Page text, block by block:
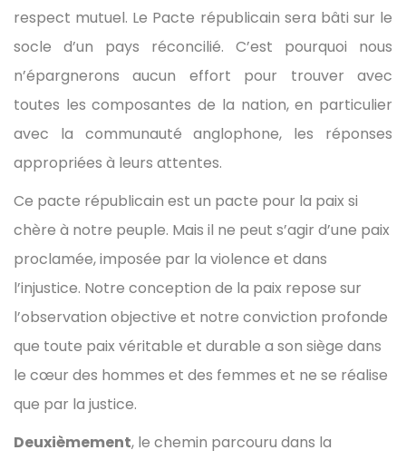
respect mutuel. Le Pacte républicain sera bâti sur le
socle d’un pays réconcilié. C’est pourquoi nous
n’épargnerons aucun effort pour trouver avec
toutes les composantes de la nation, en particulier
avec la communauté anglophone, les réponses
appropriées à leurs attentes.
Ce pacte républicain est un pacte pour la paix si
chère à notre peuple. Mais il ne peut s’agir d’une paix
proclamée, imposée par la violence et dans
l’injustice. Notre conception de la paix repose sur
l’observation objective et notre conviction profonde
que toute paix véritable et durable a son siège dans
le cœur des hommes et des femmes et ne se réalise
que par la justice.
Deuxièmement, le chemin parcouru dans la